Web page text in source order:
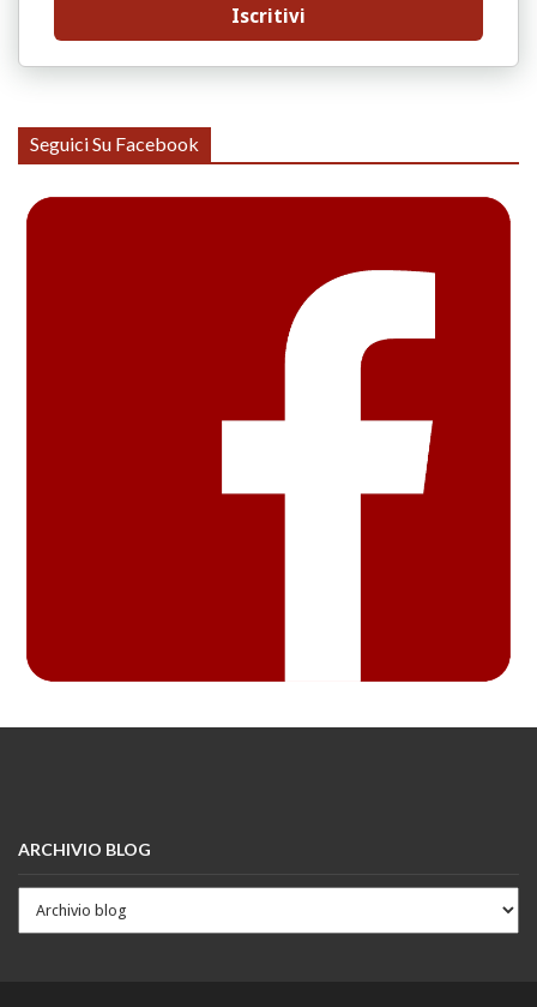
Iscritivi
Seguici Su Facebook
ARCHIVIO BLOG